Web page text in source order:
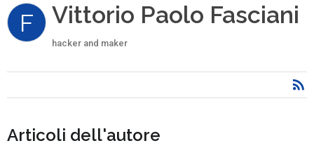
F Vittorio Paolo Fasciani
hacker and maker
Articoli dell'autore